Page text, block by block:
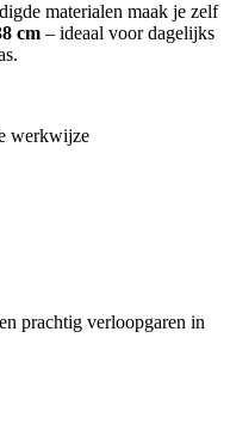
materialen maak je zelf
cm – ideaal voor dagelijks
werkwijze
prachtig verloopgaren in